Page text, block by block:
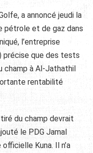
a annoncé jeudi la
pétrole et de gaz dans
l’entreprise
précise que des tests
champ à Al-Jathathil
rentabilité
du champ devrait
le PDG Jamal
Kuna. Il n’a